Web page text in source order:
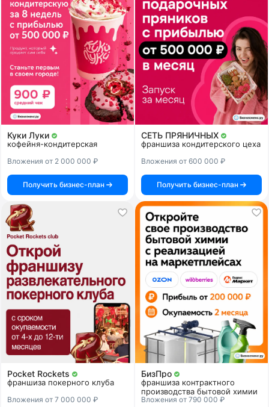
Куки Луки
кофейня-кондитерская
Вложения от 2 000 000 ₽
Получить бизнес-план
СЕТЬ ПРЯНИЧНЫХ
франшиза кондитерского цеха
Вложения от 600 000 ₽
Получить бизнес-план
Pocket Rockets
франшиза покерного клуба
Вложения от 7 000 000 ₽
БизПро
франшиза контрактного
производства бытовой химии
Вложения от 790 000 ₽